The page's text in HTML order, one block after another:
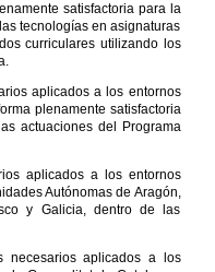
satisfactoria para la
tecnologías en asignaturas
curriculares utilizando los
aplicados a los entornos
plenamente satisfactoria
actuaciones del Programa
aplicados a los entornos
Autónomas de Aragón,
y Galicia, dentro de las
necesarios aplicados a los